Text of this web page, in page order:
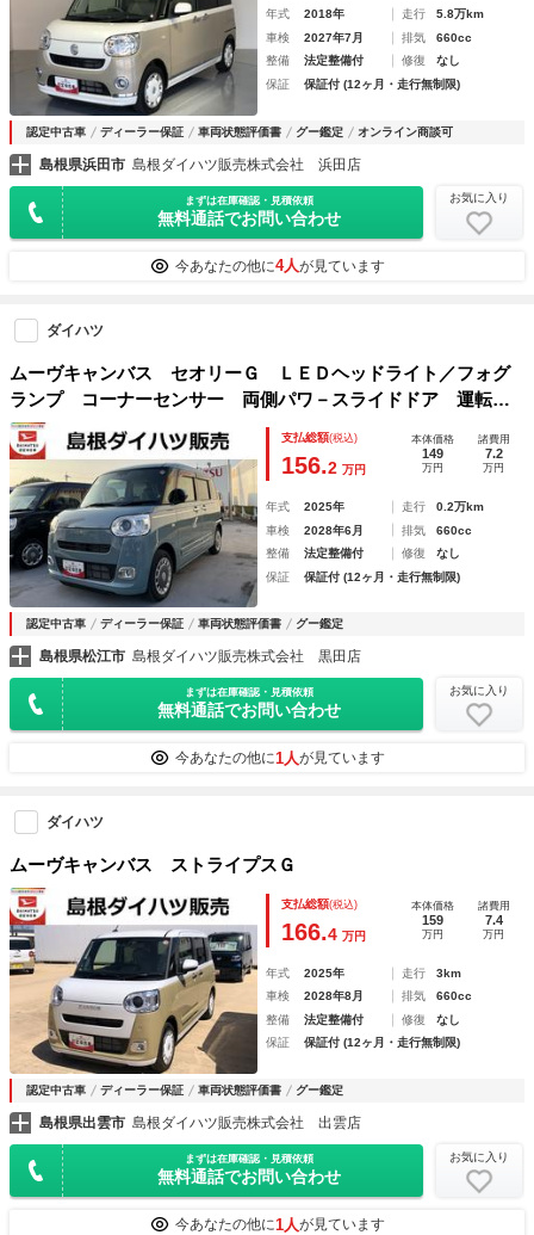
年式 2018年 走行
5.8万km
車検
2027年7月 排気
660cc
整備
法定整備付 修復
なし
保証
保証付 (12ヶ月・走行無制限)
認定中古車 ディーラー保証 車両状態評価書 グー鑑定 オンライン商談可
島根県浜田市 島根ダイハツ販売株式会社 浜田店
まずは在庫確認・見積依頼
無料通話でお問い合わせ
お気に入り
今あなたの他に4人が見ています
ダイハツ
ムーヴキャンバス セオリーＧ ＬＥＤヘッドライト／フォグ
ランプ コーナーセンサー 両側パワ－スライドドア 運転席
／助手席シートヒーター 記録簿 禁煙車 認定中古車 レー
ンアシスト 衝突回避支援システム搭載車
支払総額(税込)
156.2 万円
本体価格
149
万円
諸費用
7.2
万円
年式 2025年 走行
0.2万km
車検
2028年6月 排気
660cc
整備
法定整備付 修復
なし
保証
保証付 (12ヶ月・走行無制限)
認定中古車 ディーラー保証 車両状態評価書 グー鑑定
島根県松江市 島根ダイハツ販売株式会社 黒田店
まずは在庫確認・見積依頼
無料通話でお問い合わせ
お気に入り
今あなたの他に1人が見ています
ダイハツ
ムーヴキャンバス ストライプスＧ
支払総額(税込)
166.4 万円
本体価格
159
万円
諸費用
7.4
万円
年式 2025年 走行
3km
車検
2028年8月 排気
660cc
整備
法定整備付 修復
なし
保証
保証付 (12ヶ月・走行無制限)
認定中古車 ディーラー保証 車両状態評価書 グー鑑定
島根県出雲市 島根ダイハツ販売株式会社 出雲店
まずは在庫確認・見積依頼
無料通話でお問い合わせ
お気に入り
今あなたの他に1人が見ています